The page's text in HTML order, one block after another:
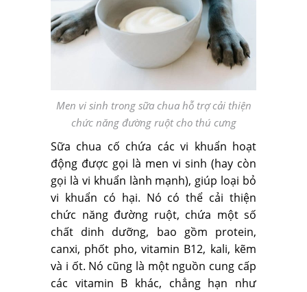
Men vi sinh trong sữa chua hỗ trợ cải thiện
chức năng đường ruột cho thú cưng
Sữa chua cố chứa các vi khuẩn hoạt
động được gọi là men vi sinh (hay còn
gọi là vi khuẩn lành mạnh), giúp loại bỏ
vi khuẩn có hại. Nó có thể cải thiện
chức năng đường ruột, chứa một số
chất dinh dưỡng, bao gồm protein,
canxi, phốt pho, vitamin B12, kali, kẽm
và i ốt. Nó cũng là một nguồn cung cấp
các vitamin B khác, chẳng hạn như